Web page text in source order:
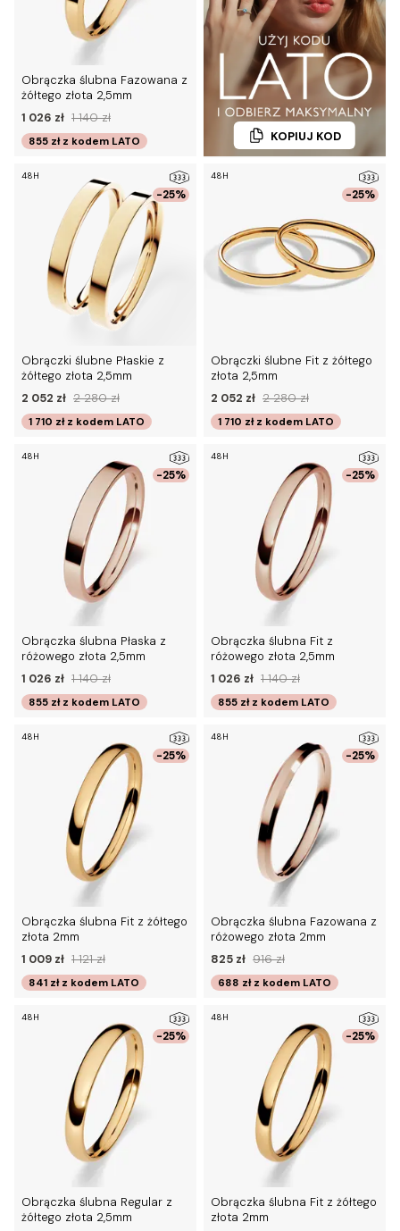
Obrączka ślubna Fazowana z
żółtego złota 2,5mm
1 026 zł 1 140 zł
855 zł z kodem LATO KOPIUJ KOD
-25%
48H
Obrączki ślubne Płaskie z
żółtego złota 2,5mm
2 052 zł 2 280 zł
1 710 zł z kodem LATO
-25%
48H
Obrączki ślubne Fit z żółtego
złota 2,5mm
2 052 zł 2 280 zł
1 710 zł z kodem LATO
-25%
48H
Obrączka ślubna Płaska z
różowego złota 2,5mm
1 026 zł 1 140 zł
855 zł z kodem LATO
-25%
48H
Obrączka ślubna Fit z
różowego złota 2,5mm
1 026 zł 1 140 zł
855 zł z kodem LATO
-25%
48H
Obrączka ślubna Fit z żółtego
złota 2mm
1 009 zł 1 121 zł
841 zł z kodem LATO
-25%
48H
Obrączka ślubna Fazowana z
różowego złota 2mm
825 zł 916 zł
688 zł z kodem LATO
-25%
48H
Obrączka ślubna Regular z
żółtego złota 2,5mm
-25%
48H
Obrączka ślubna Fit z żółtego
złota 2mm